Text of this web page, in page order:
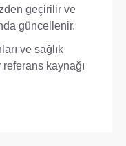
geçirilir ve
güncellenir.
ve sağlık
kaynağı